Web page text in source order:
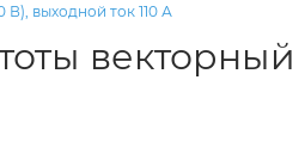
В), выходной ток 110 А
векторный